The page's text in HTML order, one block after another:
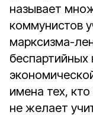
называет
коммунистов
марксизма-
беспартийных
имена тех,
не желает